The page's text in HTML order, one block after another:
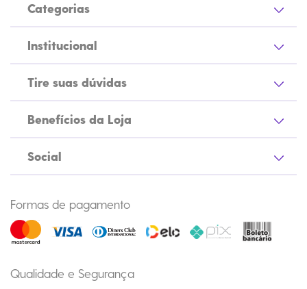
Categorias
Institucional
Tire suas dúvidas
Benefícios da Loja
Social
Formas de pagamento
Qualidade e Segurança